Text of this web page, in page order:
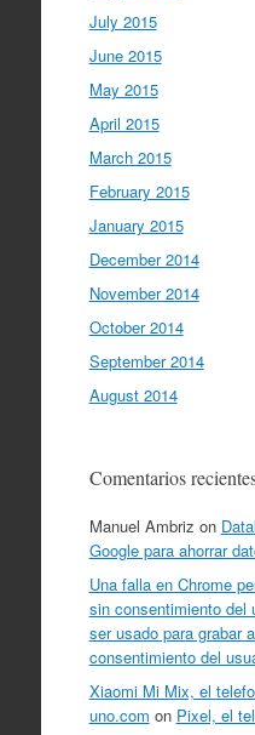
July 2015
June 2015
May 2015
April 2015
March 2015
February 2015
January 2015
December 2014
November 2014
October 2014
September 2014
August 2014
Comentarios
Manuel Ambriz on
Google para ahorrar
Una falla en Chrome
sin consentimiento del
ser usado para grabar
consentimiento del
Xiaomi Mi Mix, el
uno.com on Pixel, el